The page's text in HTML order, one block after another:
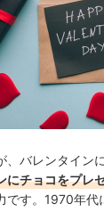
、バレンタイン
にチョコをプレ
です。1970年代